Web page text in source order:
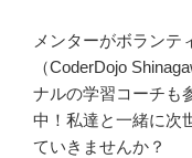
メンターがボランテ
（CoderDojo
ナルの学習コーチも
中！私達と一緒に次
ていきませんか？